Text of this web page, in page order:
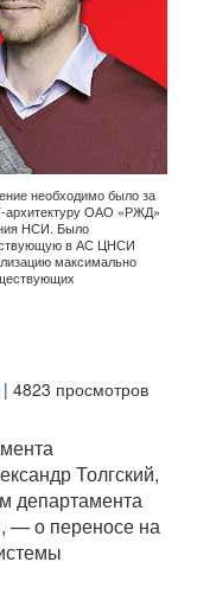
необходимо было за
архитектуру ОАО «РЖД»
НСИ. Было
в АС ЦНСИ
максимально
| 4823 просмотров
Толгский,
департамента
— о переносе на